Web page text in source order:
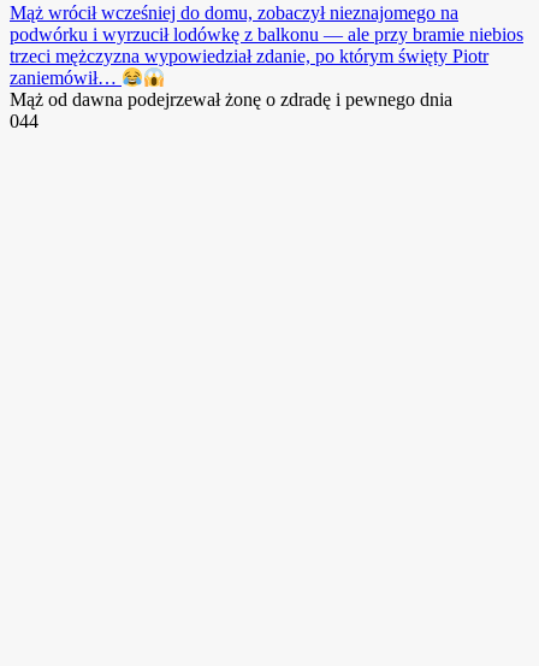
Mąż wrócił wcześniej do domu, zobaczył nieznajomego na
podwórku i wyrzucił lodówkę z balkonu — ale przy bramie niebios
trzeci mężczyzna wypowiedział zdanie, po którym święty Piotr
zaniemówił…
Mąż od dawna podejrzewał żonę o zdradę i pewnego dnia
044